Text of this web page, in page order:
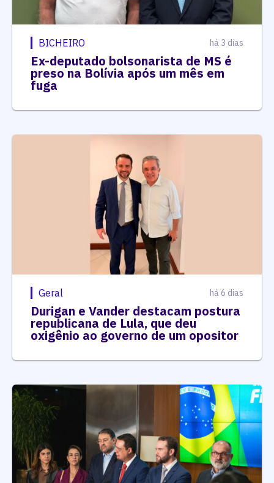
BICHEIRO há 3 dias
Ex-deputado bolsonarista de MS é
preso na Bolívia após um mês em
fuga
Geral há 6 dias
Durigan e Vander destacam postura
republicana de Lula, que deu
oxigênio ao governo de um opositor